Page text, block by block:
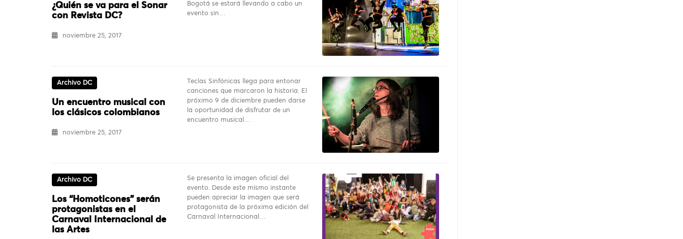
¿Quién se va para el Sonar
con Revista DC?
noviembre 25, 2017
Bogotá se estará llevando a cabo un
evento sin…
Archivo DC
Un encuentro musical con
los clásicos colombianos
noviembre 25, 2017
Teclas Sinfónicas llega para entonar
canciones que marcaron la historia. El
próximo 9 de diciembre pueden darse
la oportunidad de disfrutar de un
encuentro musical…
Archivo DC
Los “Homoticones” serán
protagonistas en el
Carnaval Internacional de
las Artes
Se presenta la imagen oficial del
evento. Desde este mismo instante
pueden apreciar la imagen que será
protagonista de la próxima edición del
Carnaval Internacional…